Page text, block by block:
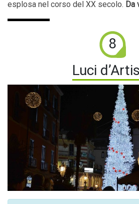
esplosa nel corso del XX secolo. Da
8
Luci